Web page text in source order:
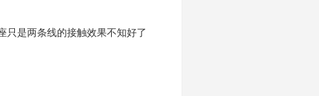
是两条线的接触效果不知好了